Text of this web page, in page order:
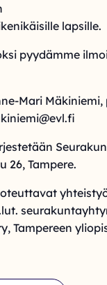
lapsille.
pyydämme
Mari Mäkiniemi,
26, Tampere.
Tampereen